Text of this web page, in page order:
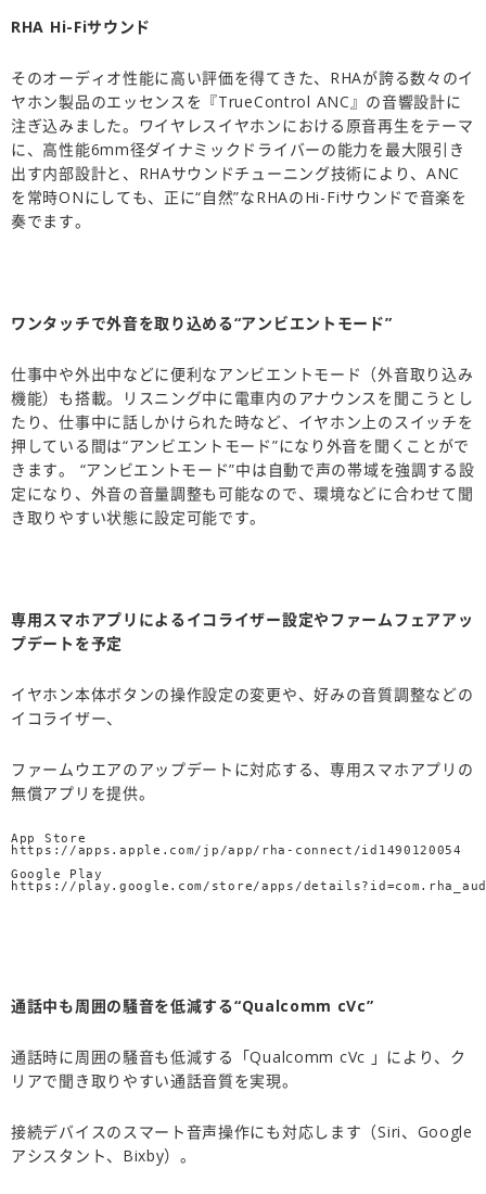
RHA Hi-Fiサウンド
そのオーディオ性能に高い評価を得てきた、RHAが誇る数々のイ
ヤホン製品のエッセンスを『TrueControl ANC』の音響設計に
注ぎ込みました。ワイヤレスイヤホンにおける原音再生をテーマ
に、高性能6mm径ダイナミックドライバーの能力を最大限引き
出す内部設計と、RHAサウンドチューニング技術により、ANC
を常時ONにしても、正に“自然”なRHAのHi-Fiサウンドで音楽を
奏でます。
ワンタッチで外音を取り込める“アンビエントモード”
仕事中や外出中などに便利なアンビエントモード（外音取り込み
機能）も搭載。リスニング中に電車内のアナウンスを聞こうとし
たり、仕事中に話しかけられた時など、イヤホン上のスイッチを
押している間は“アンビエントモード”になり外音を聞くことがで
きます。 “アンビエントモード”中は自動で声の帯域を強調する設
定になり、外音の音量調整も可能なので、環境などに合わせて聞
き取りやすい状態に設定可能です。
専用スマホアプリによるイコライザー設定やファームフェアアッ
プデートを予定
イヤホン本体ボタンの操作設定の変更や、好みの音質調整などの
イコライザー、
ファームウエアのアップデートに対応する、専用スマホアプリの
無償アプリを提供。
App
https://app s.apple.com/jp/app/rha-connect/id1490120054
https://play.google.com/store/app s/
通話中も周囲の騒音を低減する“Qualcomm cVc”
通話時に周囲の騒音も低減する「Qualcomm cVc 」により、ク
リアで聞き取りやすい通話音質を実現。
接続デバイスのスマート音声操作にも対応します（Siri、Google
アシスタント、Bixby）。